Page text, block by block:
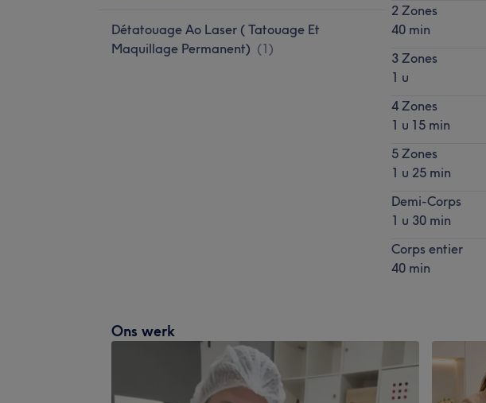
Détatouage Ao Laser ( Tatouage Et
Maquillage Permanent) (1)
2 Zones
40 min
3 Zones
1 u
4 Zones
1 u 15 min
5 Zones
1 u 25 min
Demi-Corps
1 u 30 min
Corps entier
40 min
Ons werk